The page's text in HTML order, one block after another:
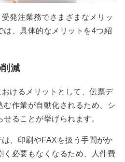
発注業務でさまざまなメリッ
は、具体的なメリットを4つ紹
減
けるメリットとして、伝票デ
む作業が自動化されるため、シ
ることが挙げられます。
、印刷やFAXを扱う手間がか
く必要もなくなるため、人件費